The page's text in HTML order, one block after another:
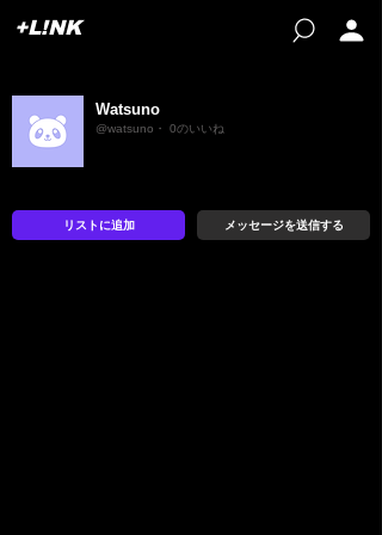
+L!NK
Watsuno
@watsuno・ 0のいいね
リストに追加 メッセージを送信する